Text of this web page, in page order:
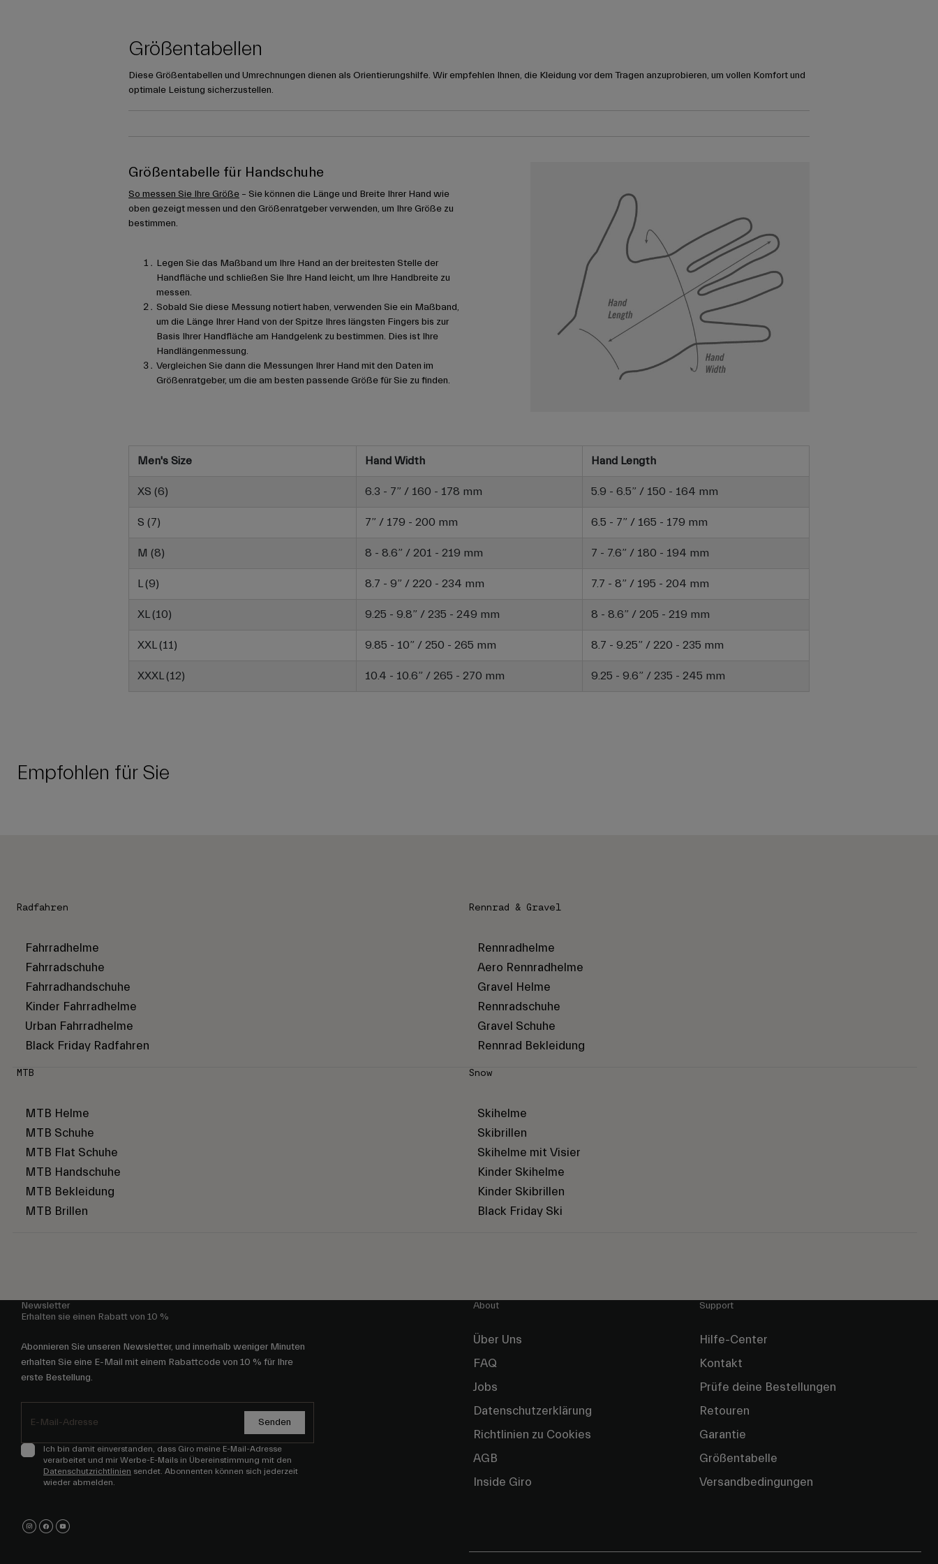
Größentabellen
Diese Größentabellen und Umrechnungen dienen als Orientierungshilfe. Wir empfehlen Ihnen, die Kleidung vor dem Tragen anzuprobieren, um vollen Komfort und
optimale Leistung sicherzustellen.
Größentabelle für Handschuhe
So messen Sie Ihre Größe – Sie können die Länge und Breite Ihrer Hand wie
oben gezeigt messen und den Größenratgeber verwenden, um Ihre Größe zu
bestimmen.
Legen Sie das Maßband um Ihre Hand an der breitesten Stelle der
Handfläche und schließen Sie Ihre Hand leicht, um Ihre Handbreite zu
messen.
Sobald Sie diese Messung notiert haben, verwenden Sie ein Maßband,
um die Länge Ihrer Hand von der Spitze Ihres längsten Fingers bis zur
Basis Ihrer Handfläche am Handgelenk zu bestimmen. Dies ist Ihre
Handlängenmessung.
Vergleichen Sie dann die Messungen Ihrer Hand mit den Daten im
Größenratgeber, um die am besten passende Größe für Sie zu finden.
Men's Size Hand Width Hand Length
XS (6) 6.3 - 7” / 160 - 178 mm 5.9 - 6.5” / 150 - 164 mm
S (7) 7” / 179 - 200 mm 6.5 - 7” / 165 - 179 mm
M (8) 8 - 8.6” / 201 - 219 mm 7 - 7.6” / 180 - 194 mm
L (9) 8.7 - 9” / 220 - 234 mm 7.7 - 8” / 195 - 204 mm
XL (10) 9.25 - 9.8” / 235 - 249 mm 8 - 8.6” / 205 - 219 mm
XXL (11) 9.85 - 10” / 250 - 265 mm 8.7 - 9.25” / 220 - 235 mm
XXXL (12) 10.4 - 10.6” / 265 - 270 mm 9.25 - 9.6” / 235 - 245 mm
Empfohlen für Sie
Radfahren
Fahrradhelme
Fahrradschuhe
Fahrradhandschuhe
Kinder Fahrradhelme
Urban Fahrradhelme
Black Friday Radfahren
Rennrad & Gravel
Rennradhelme
Aero Rennradhelme
Gravel Helme
Rennradschuhe
Gravel Schuhe
Rennrad Bekleidung
MTB
MTB Helme
MTB Schuhe
MTB Flat Schuhe
MTB Handschuhe
MTB Bekleidung
MTB Brillen
Snow
Skihelme
Skibrillen
Skihelme mit Visier
Kinder Skihelme
Kinder Skibrillen
Black Friday Ski
Newsletter
Erhalten sie einen Rabatt von 10 %
Abonnieren Sie unseren Newsletter, und innerhalb weniger Minuten
erhalten Sie eine E-Mail mit einem Rabattcode von 10 % für Ihre
erste Bestellung.
Senden
Ich bin damit einverstanden, dass Giro meine E-Mail-Adresse
verarbeitet und mir Werbe-E-Mails in Übereinstimmung mit den
Datenschutzrichtlinien sendet. Abonnenten können sich jederzeit
wieder abmelden.
About
Über Uns
FAQ
Jobs
Datenschutzerklärung
Richtlinien zu Cookies
AGB
Inside Giro
Support
Hilfe-Center
Kontakt
Prüfe deine Bestellungen
Retouren
Garantie
Größentabelle
Versandbedingungen